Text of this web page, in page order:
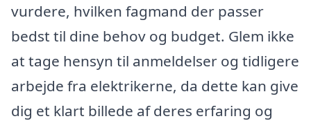
vurdere, hvilken fagmand der passer
bedst til dine behov og budget. Glem ikke
at tage hensyn til anmeldelser og tidligere
arbejde fra elektrikerne, da dette kan give
dig et klart billede af deres erfaring og